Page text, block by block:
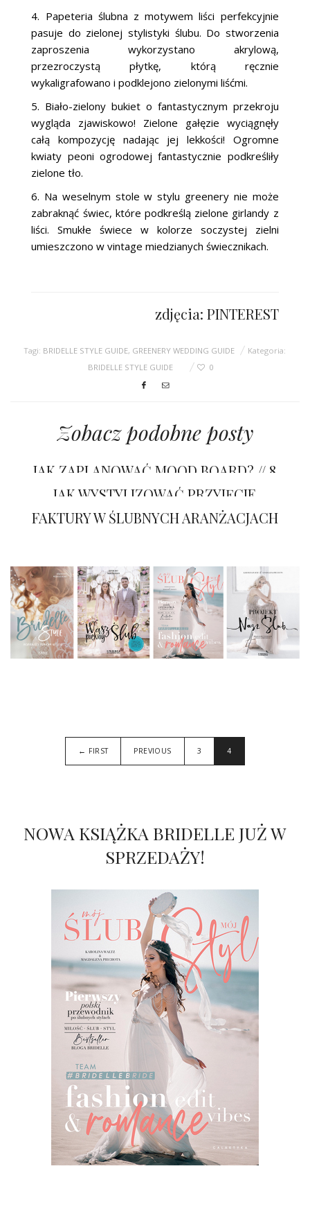
4. Papeteria ślubna z motywem liści perfekcyjnie
pasuje do zielonej stylistyki ślubu. Do stworzenia
zaproszenia wykorzystano akrylową,
przezroczystą płytkę, którą ręcznie
wykaligrafowano i podklejono zielonymi liśćmi.
5. Biało-zielony bukiet o fantastycznym przekroju
wygląda zjawiskowo! Zielone gałęzie wyciągnęły
całą kompozycję nadając jej lekkości! Ogromne
kwiaty peoni ogrodowej fantastycznie podkreśliły
zielone tło.
6. Na weselnym stole w stylu greenery nie może
zabraknąć świec, które podkreślą zielone girlandy z
liści. Smukłe świece w kolorze soczystej zielni
umieszczono w vintage miedzianych świecznikach.
zdjęcia: PINTEREST
Tagi: BRIDELLE STYLE GUIDE, GREENERY WEDDING GUIDE
Kategoria:
BRIDELLE STYLE GUIDE
0
Zobacz podobne posty
JAK ZAPLANOWAĆ MOOD BOARD? // 8
propozycji na sezon 2022
JAK WYSTYLIZOWAĆ PRZYJĘCIE
WESELNE?
FAKTURY W ŚLUBNYCH ARANŻACJACH
← FIRST PREVIOUS 3 4
NOWA KSIĄŻKA BRIDELLE JUŻ W
SPRZEDAŻY!